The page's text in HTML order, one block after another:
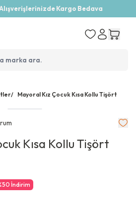
Kargo Bedava
/ Mayoral Kız Çocuk Kısa Kollu Tişört
Kısa Kollu Tişört
50 İndirim